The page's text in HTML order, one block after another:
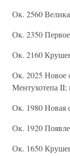
Ок. 2560
Ок. 2350
Ок. 2160
Ок. 2025 Новое
Ментухотепа II;
Ок. 1980 Новая
Ок. 1920
Ок. 1650